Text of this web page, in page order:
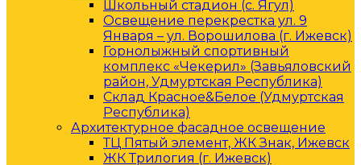
Школьный стадион (с. Ягул)
Освещение перекрестка ул. 9
Января – ул. Ворошилова (г. Ижевск)
Горнолыжный спортивный
комплекс «Чекерил» (Завьяловский
район, Удмуртская Республика)
Склад Красное&Белое (Удмуртская
Республика)
Архитектурное фасадное освещение
ТЦ Пятый элемент, ЖК Знак, Ижевск
ЖК Трилогия (г. Ижевск)